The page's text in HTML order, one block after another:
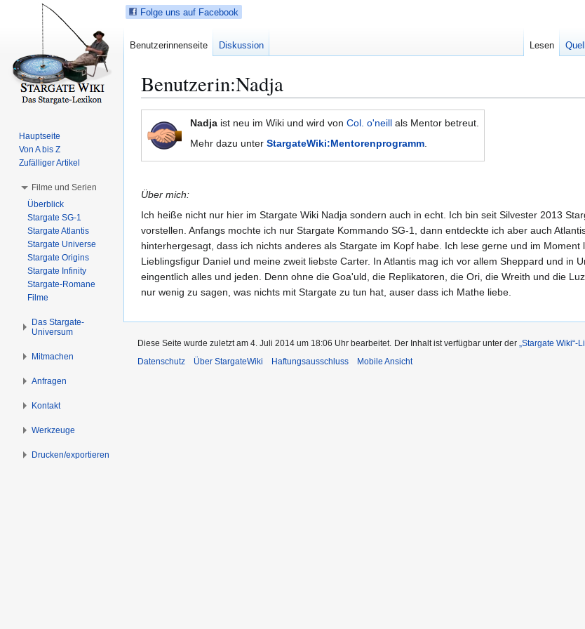
Benutzerin:Nadja
N
v
i
a
t
r
i
S
c
h
s
p
n
Nadja ist neu im Wiki und wird von Col. o'neill als Mentor betreut.
Mehr dazu unter StargateWiki:Mentorenprogramm.
Über mich:
Ich heiße nicht nur hier im Stargate Wiki Nadja sondern auch in echt. Ich bin seit Silvester 2013
vorstellen. Anfangs mochte ich nur Stargate Kommando SG-1, dann entdeckte ich aber auch
hinterhergesagt, dass ich nichts anderes als Stargate im Kopf habe. Ich lese gerne und im
Lieblingsfigur Daniel und meine zweit liebste Carter. In Atlantis mag ich vor allem Sheppard und in
eingentlich alles und jeden. Denn ohne die Goa'uld, die Replikatoren, die Ori, die Wreith und die
nur wenig zu sagen, was nichts mit Stargate zu tun hat, auser dass ich Mathe liebe.
Folge uns auf Facebook
Benutzerinnenseite Diskussion Lesen
Hauptseite
Von A bis Z
Zufälliger Artikel
Filme und Serien
Überblick
Stargate SG-1
Stargate Atlantis
Stargate Universe
Stargate Origins
Stargate Infinity
Stargate-Romane
Filme
Das Stargate-
Universum
Mitmachen
Anfragen
Kontakt
Werkzeuge
Drucken/­exportieren
Diese Seite wurde zuletzt am 4. Juli 2014 um 18:06 Uhr bearbeitet. Der Inhalt ist verfügbar unter der „Stargate Wiki“-
Datenschutz
Über StargateWiki Haftungsausschluss Mobile Ansicht